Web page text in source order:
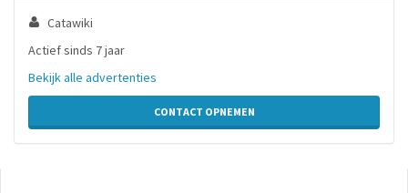
Catawiki
Actief sinds 7 jaar
Bekijk alle advertenties
CONTACT OPNEMEN